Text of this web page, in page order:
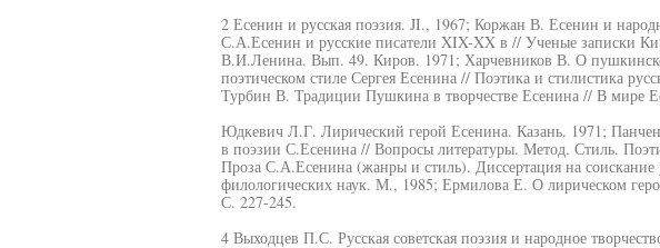
2 Есенин и русская поэзия. JI., 1967; Коржан В. Есенин и
С.А.Есенин и русские писатели XIX-XX в // Ученые записки
В.И.Ленина. Вып. 49. Киров. 1971; Харчевников В. О
поэтическом стиле Сергея Есенина // Поэтика и стилистика
Турбин В. Традиции Пушкина в творчестве Есенина // В мире
Юдкевич Л.Г. Лирический герой Есенина. Казань. 1971;
в поэзии С.Есенина // Вопросы литературы. Метод. Стиль.
Проза С.А.Есенина (жанры и стиль). Диссертация на соискание
филологических наук. М., 1985; Ермилова Е. О лирическом
С. 227-245.
4 Выходцев П.С. Русская советская поэзия и народное